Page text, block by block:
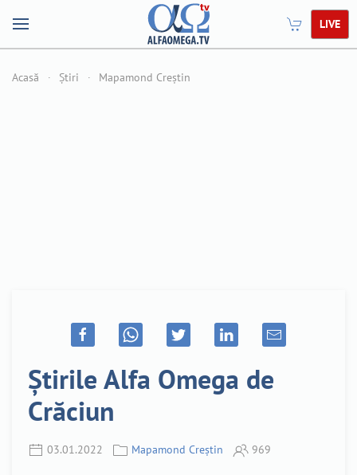
LIVE
Acasă Știri Mapamond Creștin
Știrile Alfa Omega de
Crăciun
03.01.2022 Mapamond Creștin 969